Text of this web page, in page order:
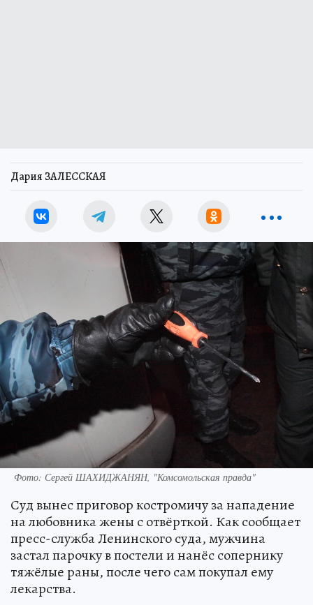
Дария ЗАЛЕССКАЯ
Фото: Сергей ШАХИДЖАНЯН, "Комсомольская правда"
Суд вынес приговор костромичу за нападение
на любовника жены с отвёрткой. Как сообщает
пресс-служба Ленинского суда, мужчина
застал парочку в постели и нанёс сопернику
тяжёлые раны, после чего сам покупал ему
лекарства.